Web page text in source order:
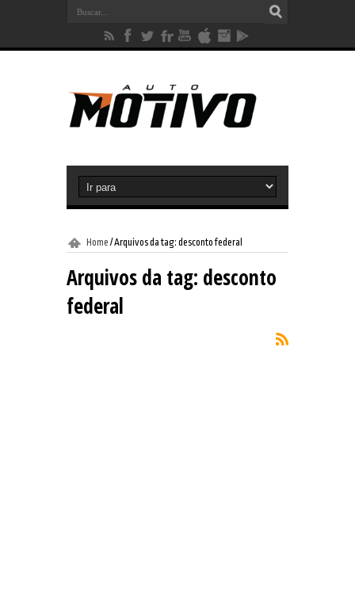
Home /Arquivos da tag: desconto federal
Arquivos da tag: desconto
federal